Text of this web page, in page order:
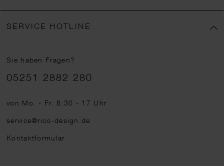
SERVICE HOTLINE
Sie haben Fragen?
Telefonnummer
05251 2882 280
von Mo. - Fr. 8:30 - 17 Uhr
service@rico-design.de
Kontaktformular